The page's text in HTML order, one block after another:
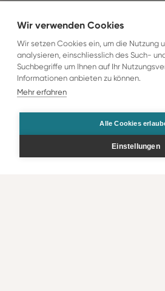
Wir verwenden Cookies
Wir setzen Cookies ein, um die Nutzung
analysieren, einschliesslich des Such-
Suchbegriffe um Ihnen auf Ihr
Informationen anbieten zu können.
Mehr erfahren
Alle Cookies
Einstellungen